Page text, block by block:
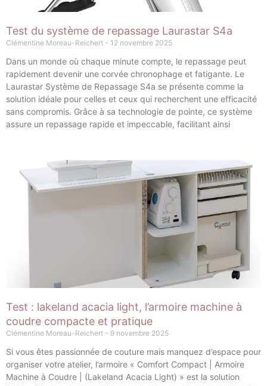
Test du système de repassage Laurastar S4a
Clémentine Moreau-Reichert 12 novembre 2025
Dans un monde où chaque minute compte, le repassage peut
rapidement devenir une corvée chronophage et fatigante. Le
Laurastar Système de Repassage S4a se présente comme la
solution idéale pour celles et ceux qui recherchent une efficacité
sans compromis. Grâce à sa technologie de pointe, ce système
assure un repassage rapide et impeccable, facilitant ainsi
Test : lakeland acacia light, l’armoire machine à
coudre compacte et pratique
Clémentine Moreau-Reichert 9 novembre 2025
Si vous êtes passionnée de couture mais manquez d’espace pour
organiser votre atelier, l’armoire « Comfort Compact | Armoire
Machine à Coudre | (Lakeland Acacia Light) » est la solution